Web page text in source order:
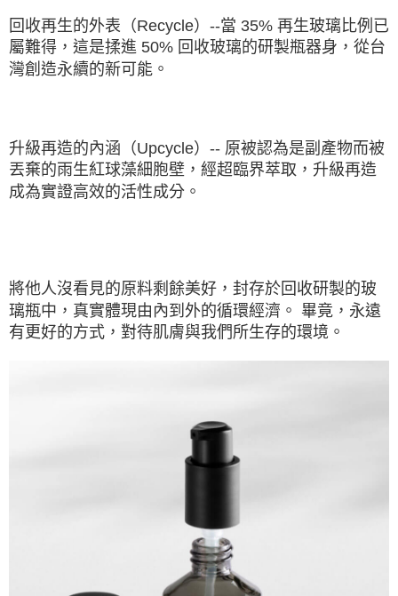
回收再生的外表（Recycle）--當 35% 再生玻璃比例已
屬難得，這是揉進 50% 回收玻璃的研製瓶器身，從台
灣創造永續的新可能。
升級再造的內涵（Upcycle）-- 原被認為是副產物而被
丟棄的雨生紅球藻細胞壁，經超臨界萃取，升級再造
成為實證高效的活性成分。
將他人沒看見的原料剩餘美好，封存於回收研製的玻
璃瓶中，真實體現由內到外的循環經濟。 畢竟，永遠
有更好的方式，對待肌膚與我們所生存的環境。